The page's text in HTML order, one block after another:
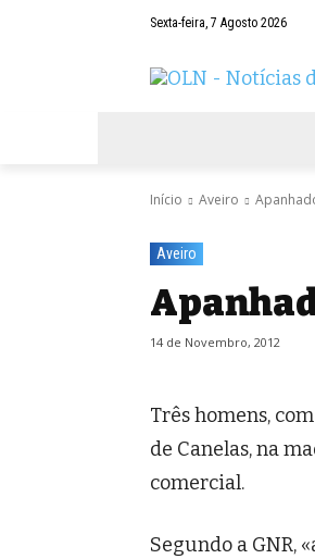
Sexta-feira, 7 Agosto 2026
Início Aveiro
Aveiro
14 de Novembro, 2012
Três homens,
de Canelas, na
comercial.
Segundo a GNR,